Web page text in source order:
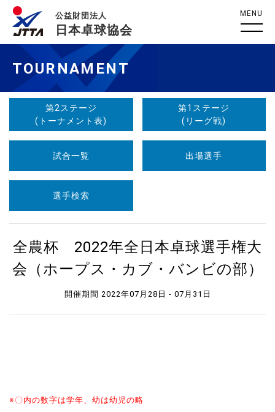
公益財団法人
日本卓球協会
MENU
TOURNAMENT
第2ステージ
(トーナメント表)
第1ステージ
(リーグ戦)
試合一覧 出場選手
選手検索
全農杯 2022年全日本卓球選手権大
会（ホープス・カブ・バンビの部）
開催期間 2022年07月28日 - 07月31日
※〇内の数字は学年、幼は幼児の略